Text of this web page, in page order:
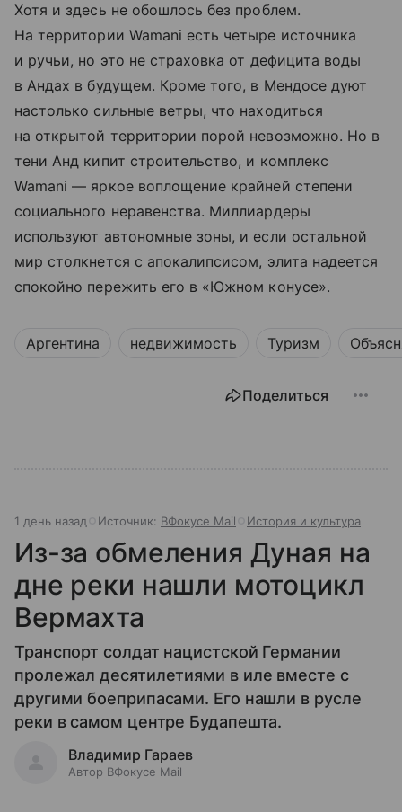
Хотя и здесь не обошлось без проблем.
На территории Wamani есть четыре источника
и ручьи, но это не страховка от дефицита воды
в Андах в будущем. Кроме того, в Мендосе дуют
настолько сильные ветры, что находиться
на открытой территории порой невозможно. Но в
тени Анд кипит строительство, и комплекс
Wamani — яркое воплощение крайней степени
социального неравенства. Миллиардеры
используют автономные зоны, и если остальной
мир столкнется с апокалипсисом, элита надеется
спокойно пережить его в «Южном конусе».
Аргентина недвижимость Туризм
Поделиться
1 день назад Источник: ВФокусе Mail История и культура
Из-за обмеления Дуная на
дне реки нашли мотоцикл
Вермахта
Транспорт солдат нацистской Германии
пролежал десятилетиями в иле вместе с
другими боеприпасами. Его нашли в русле
реки в самом центре Будапешта.
Владимир Гараев
Автор ВФокусе Mail